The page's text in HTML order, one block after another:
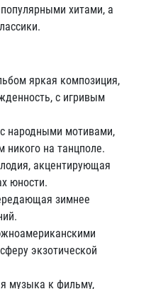
хитами, а
яркая композиция,
с игривым
народными мотивами,
никого на танцполе.
акцентирующая
юности.
зимнее
экзотической
музыка к фильму,